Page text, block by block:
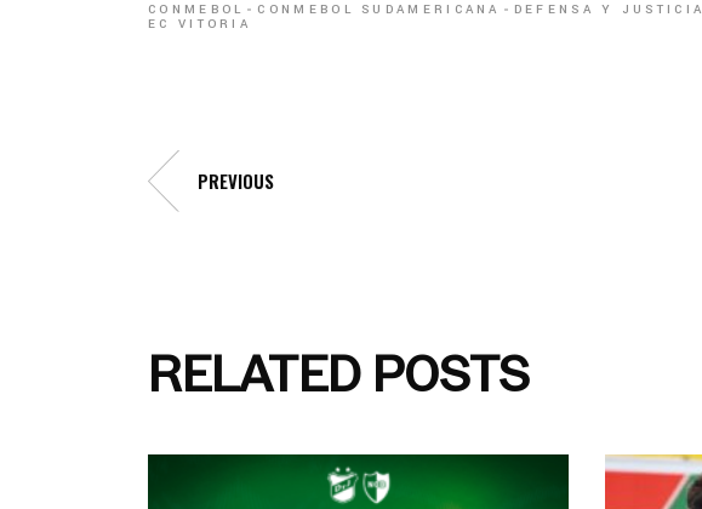
CONMEBOL CONMEBOL SUDAMERICANA
DEFENSA Y JUSTICIA
EC VITORIA
PREVIOUS
RELATED POSTS